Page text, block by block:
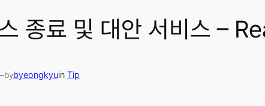
종료 및 대안 서비스 –
bybyeongkyuin Tip